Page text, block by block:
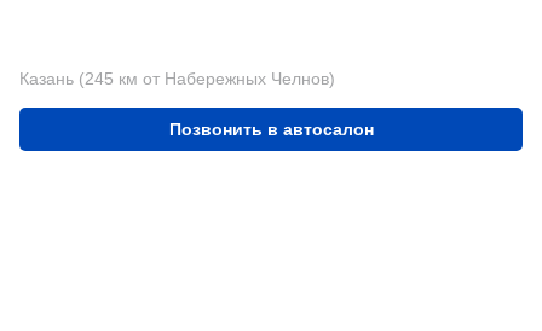
Казань (245 км от Набережных Челнов)
Позвонить в автосалон